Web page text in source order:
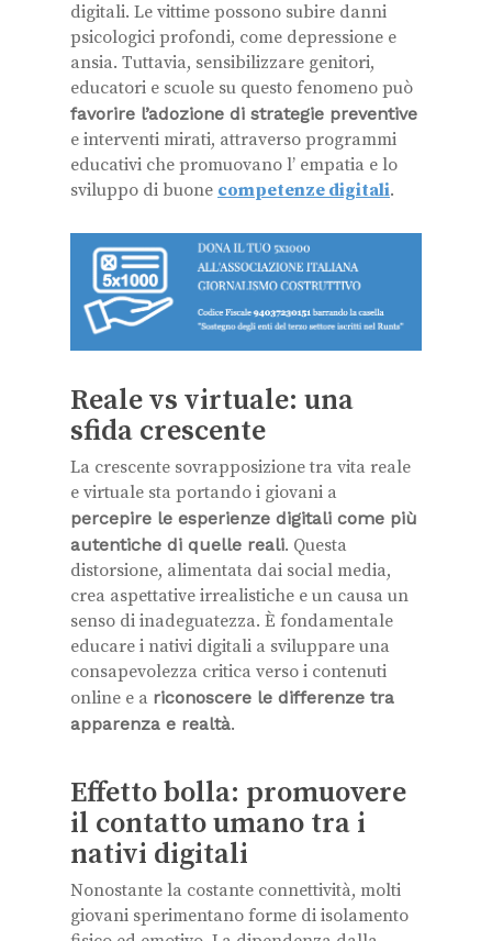
digitali. Le vittime possono subire danni
psicologici profondi, come depressione e
ansia. Tuttavia, sensibilizzare genitori,
educatori e scuole su questo fenomeno può
favorire l’adozione di strategie preventive
e interventi mirati, attraverso programmi
educativi che promuovano l’ empatia e lo
sviluppo di buone competenze digitali.
Reale vs virtuale: una
sfida crescente
La crescente sovrapposizione tra vita reale
e virtuale sta portando i giovani a
percepire le esperienze digitali come più
autentiche di quelle reali. Questa
distorsione, alimentata dai social media,
crea aspettative irrealistiche e un causa un
senso di inadeguatezza. È fondamentale
educare i nativi digitali a sviluppare una
consapevolezza critica verso i contenuti
online e a riconoscere le differenze tra
apparenza e realtà.
Effetto bolla: promuovere
il contatto umano tra i
nativi digitali
Nonostante la costante connettività, molti
giovani sperimentano forme di isolamento